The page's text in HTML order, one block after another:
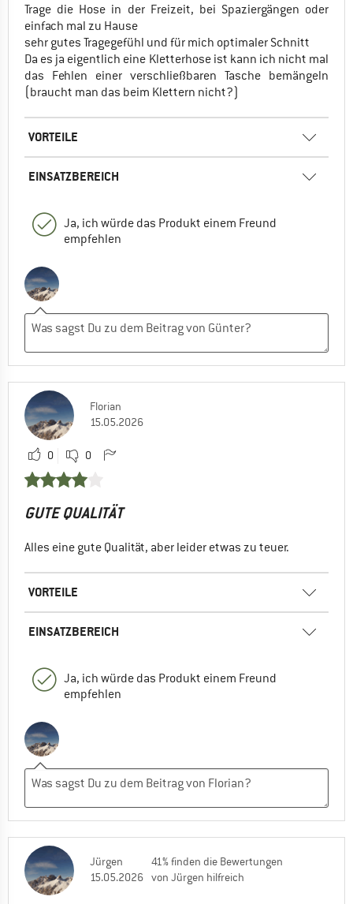
Trage die Hose in der Freizeit, bei Spaziergängen oder
einfach mal zu Hause
sehr gutes Tragegefühl und für mich optimaler Schnitt
Da es ja eigentlich eine Kletterhose ist kann ich nicht mal
das Fehlen einer verschließbaren Tasche bemängeln
(braucht man das beim Klettern nicht?)
VORTEILE
EINSATZBEREICH
Ja, ich würde das Produkt einem Freund
empfehlen
Florian
15.05.2026
0 0
GUTE QUALITÄT
Alles eine gute Qualität, aber leider etwas zu teuer.
VORTEILE
EINSATZBEREICH
Ja, ich würde das Produkt einem Freund
empfehlen
Jürgen
15.05.2026
41% finden die Bewertungen
von Jürgen hilfreich